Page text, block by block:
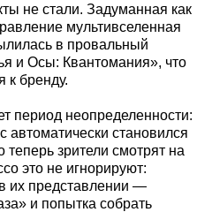
не стали. Задуманная как
мультивселенная
в провальный
и Осы: Квантомания», что
к бренду.
период неопределенности:
становился
зрители смотрят на
это не игнорируют:
их представлении —
и попытка собрать